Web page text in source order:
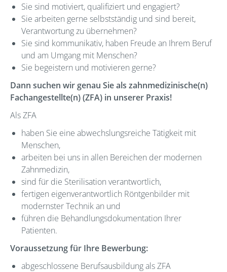
Sie sind motiviert, qualifiziert und engagiert?
Sie arbeiten gerne selbstständig und sind bereit,
Verantwortung zu übernehmen?
Sie sind kommunikativ, haben Freude an Ihrem Beruf
und am Umgang mit Menschen?
Sie begeistern und motivieren gerne?
Dann suchen wir genau Sie als zahnmedizinische(n)
Fachangestellte(n) (ZFA) in unserer Praxis!
Als ZFA
haben Sie eine abwechslungsreiche Tätigkeit mit
Menschen,
arbeiten bei uns in allen Bereichen der modernen
Zahnmedizin,
sind für die Sterilisation verantwortlich,
fertigen eigenverantwortlich Röntgenbilder mit
modernster Technik an und
führen die Behandlungsdokumentation Ihrer
Patienten.
Voraussetzung für Ihre Bewerbung:
abgeschlossene Berufsausbildung als ZFA